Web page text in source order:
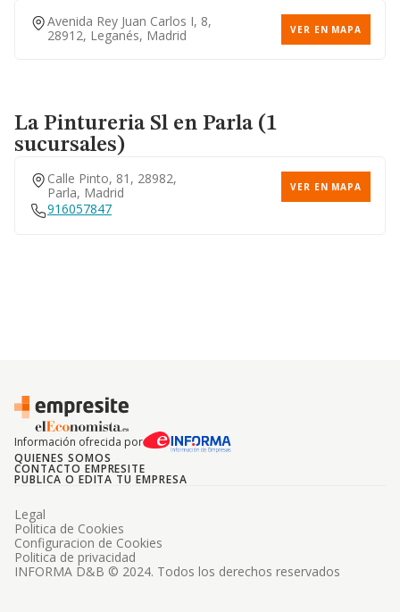
Avenida Rey Juan Carlos I, 8,
28912, Leganés, Madrid
VER EN MAPA
La Pintureria Sl en Parla (1
sucursales)
Calle Pinto, 81, 28982,
Parla, Madrid
VER EN MAPA
916057847
Información ofrecida por
QUIENES SOMOS
CONTACTO EMPRESITE
PUBLICA O EDITA TU EMPRESA
INFORMA D&B © 2024. Todos los derechos reservados
Legal
Politica de Cookies
Configuracion de Cookies
Politica de privacidad